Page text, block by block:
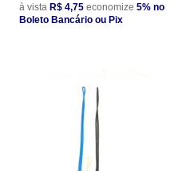
à vista R$ 4,75 economize 5% no
Boleto Bancário ou Pix